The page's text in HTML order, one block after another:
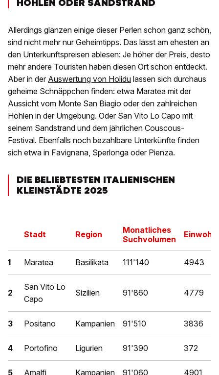
HÖHLEN ODER SANDSTRAND
Allerdings glänzen einige dieser Perlen schon ganz schön,
sind nicht mehr nur Geheimtipps. Das lässt am ehesten an
den Unterkunftspreisen ablesen: Je höher der Preis, desto
mehr andere Touristen haben diesen Ort schon entdeckt.
Aber in der Auswertung von Holidu lassen sich durchaus
geheime Schnäppchen finden: etwa Maratea mit der
Aussicht vom Monte San Biagio oder den zahlreichen
Höhlen in der Umgebung. Oder San Vito Lo Capo mit
seinem Sandstrand und dem jährlichen Couscous-
Festival. Ebenfalls noch bezahlbare Unterkünfte finden
sich etwa in Favignana, Sperlonga oder Pienza.
DIE BELIEBTESTEN ITALIENISCHEN
KLEINSTÄDTE 2025
Stadt Region
Monatliches
Suchvolumen
1 Maratea Basilikata 111'140 4943
2
San Vito Lo
Capo
Sizilien 91'860 4779
3 Positano Kampanien 91'510 3836
4 Portofino Ligurien 91'390 372
5 Amalfi Kampanien 91'060 4901